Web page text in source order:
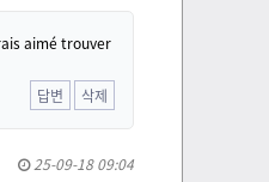
aimé trouver
답변
삭제
25-09-18 09:04